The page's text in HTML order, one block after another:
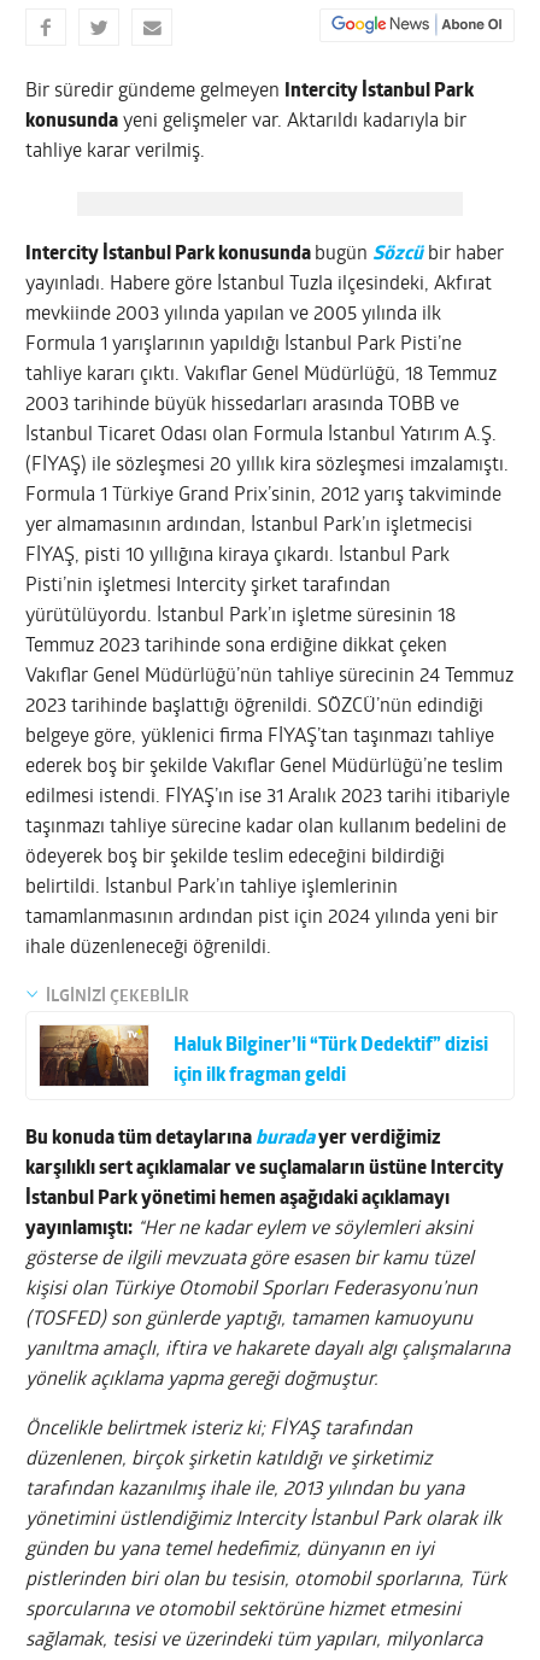
Bir süredir gündeme gelmeyen
Intercity İstanbul Park
konusunda yeni gelişmeler var. Aktarıldı kadarıyla bir
tahliye karar verilmiş.
Intercity İstanbul Park konusunda bugün Sözcübir haber
yayınladı. Habere göre İstanbul Tuzla ilçesindeki, Akfırat
mevkiinde 2003 yılında yapılan ve 2005 yılında ilk
Formula 1 yarışlarının yapıldığı İstanbul Park Pisti’ne
tahliye kararı çıktı. Vakıflar Genel Müdürlüğü, 18 Temmuz
2003 tarihinde büyük hissedarları arasında TOBB ve
İstanbul Ticaret Odası olan Formula İstanbul Yatırım A.Ş.
(FİYAŞ) ile sözleşmesi 20 yıllık kira sözleşmesi imzalamıştı.
Formula 1 Türkiye Grand Prix’sinin, 2012 yarış takviminde
yer almamasının ardından, İstanbul Park’ın işletmecisi
FİYAŞ, pisti 10 yıllığına kiraya çıkardı. İstanbul Park
Pisti’nin işletmesi Intercity şirket tarafından
yürütülüyordu. İstanbul Park’ın işletme süresinin 18
Temmuz 2023 tarihinde sona erdiğine dikkat çeken
Vakıflar Genel Müdürlüğü’nün tahliye sürecinin 24 Temmuz
2023 tarihinde başlattığı öğrenildi. SÖZCÜ’nün edindiği
belgeye göre, yüklenici firma FİYAŞ’tan taşınmazı tahliye
ederek boş bir şekilde Vakıflar Genel Müdürlüğü’ne teslim
edilmesi istendi. FİYAŞ’ın ise 31 Aralık 2023 tarihi itibariyle
taşınmazı tahliye sürecine kadar olan kullanım bedelini de
ödeyerek boş bir şekilde teslim edeceğini bildirdiği
belirtildi. İstanbul Park’ın tahliye işlemlerinin
tamamlanmasının ardından pist için 2024 yılında yeni bir
ihale düzenleneceği öğrenildi.
İLGİNİZİ ÇEKEBİLİR
Haluk Bilginer’li “Türk Dedektif” dizisi
için ilk fragman geldi
Bu konuda tüm detaylarına buradayer verdiğimiz
karşılıklı sert açıklamalar ve suçlamaların üstüne Intercity
İstanbul Park yönetimi hemen aşağıdaki açıklamayı
yayınlamıştı: “Her ne kadar eylem ve söylemleri aksini
gösterse de ilgili mevzuata göre esasen bir kamu tüzel
kişisi olan Türkiye Otomobil Sporları Federasyonu’nun
(TOSFED) son günlerde yaptığı, tamamen kamuoyunu
yanıltma amaçlı, iftira ve hakarete dayalı algı çalışmalarına
yönelik açıklama yapma gereği doğmuştur.
Öncelikle belirtmek isteriz ki; FİYAŞ tarafından
düzenlenen, birçok şirketin katıldığı ve şirketimiz
tarafından kazanılmış ihale ile, 2013 yılından bu yana
yönetimini üstlendiğimiz Intercity İstanbul Park olarak ilk
günden bu yana temel hedefimiz, dünyanın en iyi
pistlerinden biri olan bu tesisin, otomobil sporlarına, Türk
sporcularına ve otomobil sektörüne hizmet etmesini
sağlamak, tesisi ve üzerindeki tüm yapıları, milyonlarca